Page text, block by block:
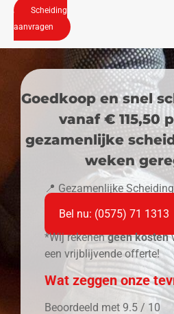
Scheiding
aanvragen
Goedkoop en snel
vanaf € 115,50
gezamenlijke
weken
📍 Gezamenlijke
Bel nu: (0575) 71 1313
*Wij rekenengeen kosten
een vrijblijvende offerte!
Wat zeggen onze
Beoordeeld met 9.5 / 10